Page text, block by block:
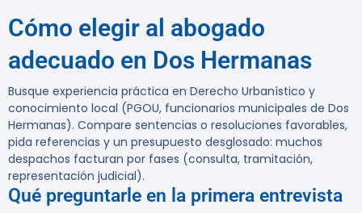
Cómo elegir al abogado
adecuado en Dos Hermanas
Busque experiencia práctica en Derecho Urbanístico y
conocimiento local (PGOU, funcionarios municipales de Dos
Hermanas). Compare sentencias o resoluciones favorables,
pida referencias y un presupuesto desglosado: muchos
despachos facturan por fases (consulta, tramitación,
representación judicial).
Qué preguntarle en la primera entrevista